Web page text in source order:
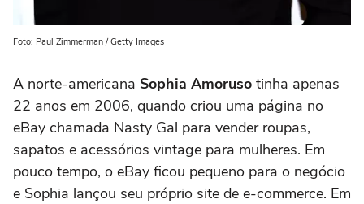
Foto: Paul Zimmerman / Getty Images
A norte-americana Sophia Amoruso tinha apenas
22 anos em 2006, quando criou uma página no
eBay chamada Nasty Gal para vender roupas,
sapatos e acessórios vintage para mulheres. Em
pouco tempo, o eBay ficou pequeno para o negócio
e Sophia lançou seu próprio site de e-commerce. Em